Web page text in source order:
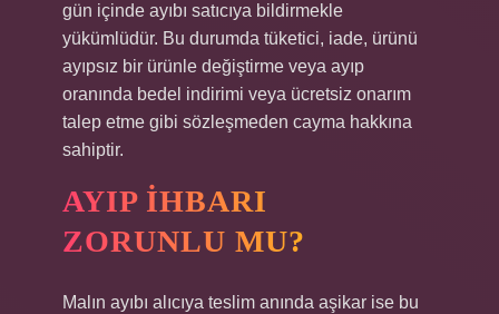
gün içinde ayıbı satıcıya bildirmekle
yükümlüdür. Bu durumda tüketici, iade, ürünü
ayıpsız bir ürünle değiştirme veya ayıp
oranında bedel indirimi veya ücretsiz onarım
talep etme gibi sözleşmeden cayma hakkına
sahiptir.
AYIP IHBARI
ZORUNLU MU?
Malın ayıbı alıcıya teslim anında aşikar ise bu